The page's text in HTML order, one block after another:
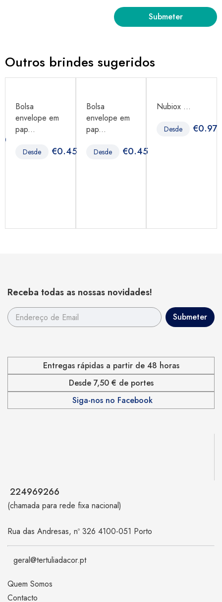
Outros brindes sugeridos
Bolsa
envelope em
pap...
Desde €0.45
Bolsa
envelope em
pap...
Desde €0.45
Nubiox ...
Desde €0.97
Receba todas as nossas novidades!
Entregas rápidas a partir de 48 horas
Desde 7,50 € de portes
Siga-nos no Facebook
224969266
(chamada para rede fixa nacional)
Rua das Andresas, nº 326 4100-051 Porto
geral@tertuliadacor.pt
Quem Somos
Contacto